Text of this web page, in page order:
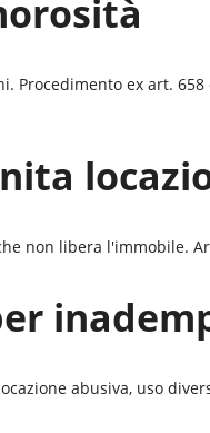
Procedimento ex art.
non libera l'immobile.
abusiva, uso